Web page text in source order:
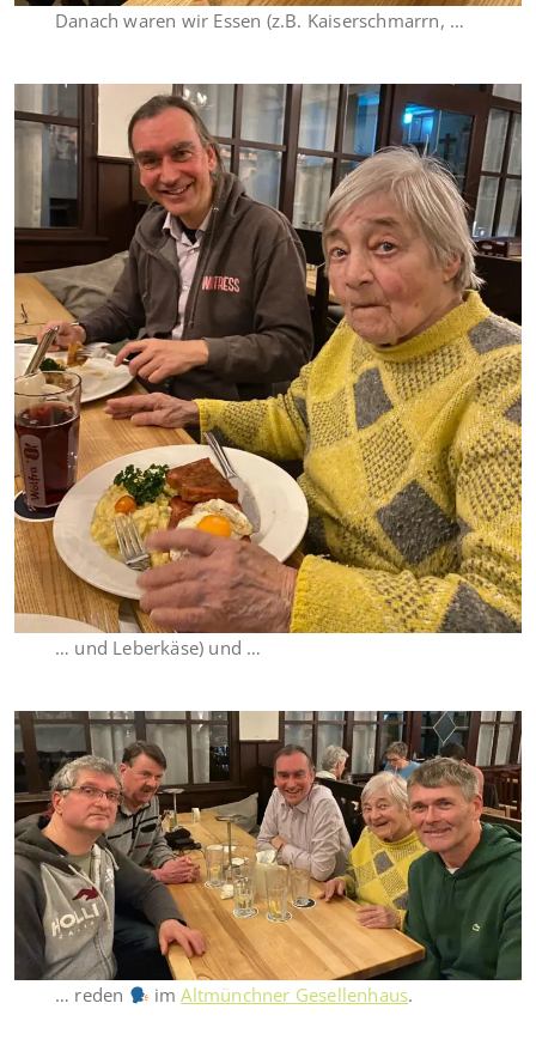
Danach waren wir Essen (z.B. Kaiserschmarrn, …
… und Leberkäse) und …
… reden imAltmünchner Gesellenhaus.